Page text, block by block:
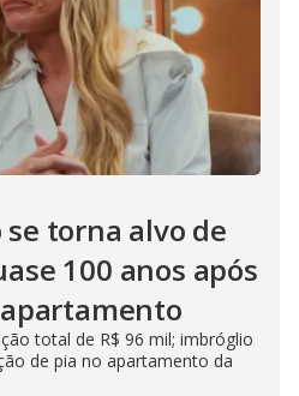
se torna alvo de
100 anos após
total de R$ 96 mil; imbróglio
de pia no apartamento da